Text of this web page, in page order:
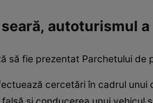
seară, autoturismul
să fie prezentat Parchetului
cercetări în cadrul